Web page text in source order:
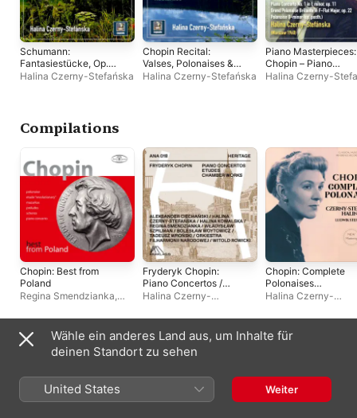
Schumann:
Fantasiestücke, Op.
12 & Chopin: Piano
Halina Czerny-Stefańska
Chopin Recital:
Valses, Polonaises &
Nocturnos
Halina Czerny-Stefańska
Piano Masterpieces:
Chopin – Piano
Concerto No. 1 in E
Halina Czerny-
Compilations
Chopin: Best from
Poland
Regina Smendzianka,
Bolesław Woytowicz,
Witold Malcuzynski
Halina Czerny-Stefańska
Fryderyk Chopin:
Piano Concertos /
Études / Chamber
Halina Czerny-
Smendzianka,Władysław
Szpilman, Aleksander
Ciechanski,Tadeusz
Wroński ,Witold Rowicki
Halina Kowalska
Chopin: Complete
Polonaises
(Remastered 2021)
Halina Czerny-
Stefanski
Andere Künstler:innen
Wähle ein anderes Land aus, um Inhalte für
deinen Standort zu sehen
United States Weiter